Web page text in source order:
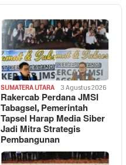
SUMATERA UTARA 3 Agustus 2026
Rakercab Perdana JMSI
Tabagsel, Pemerintah
Tapsel Harap Media Siber
Jadi Mitra Strategis
Pembangunan